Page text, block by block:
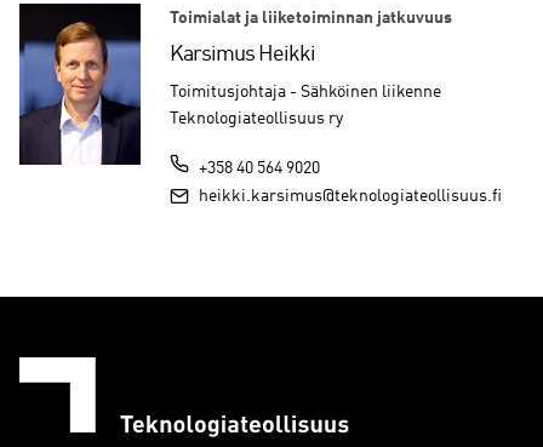
Toimialat ja liiketoiminnan jatkuvuus
Karsimus Heikki
Toimitusjohtaja - Sähköinen liikenne
Teknologiateollisuus ry
+358 40 564 9020
heikki.karsimus@teknologiateollisuus.fi